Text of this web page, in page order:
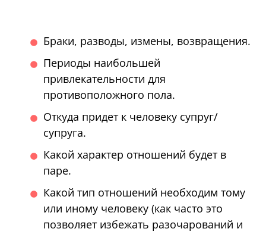
Браки, разводы, измены, возвращения.
Периоды наибольшей
привлекательности для
противоположного пола.
Откуда придет к человеку супруг/
супруга.
Какой характер отношений будет в
паре.
Какой тип отношений необходим тому
или иному человеку (как часто это
позволяет избежать разочарований и